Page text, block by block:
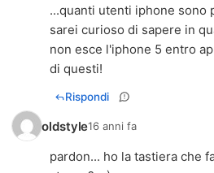
...quanti utenti iphone sono
sarei curioso di sapere in
non esce l'iphone 5 entro
di questi!
Rispondi
oldstyle16 anni fa
pardon... ho la tastiera che